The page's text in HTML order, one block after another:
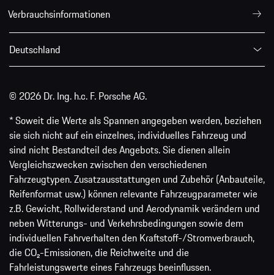
Verbrauchsinformationen
Deutschland
© 2026 Dr. Ing. h.c. F. Porsche AG.
* Soweit die Werte als Spannen angegeben werden, beziehen
sie sich nicht auf ein einzelnes, individuelles Fahrzeug und
sind nicht Bestandteil des Angebots. Sie dienen allein
Vergleichszwecken zwischen den verschiedenen
Fahrzeugtypen. Zusatzausstattungen und Zubehör (Anbauteile,
Reifenformat usw.) können relevante Fahrzeugparameter wie
z.B. Gewicht, Rollwiderstand und Aerodynamik verändern und
neben Witterungs- und Verkehrsbedingungen sowie dem
individuellen Fahrverhalten den Kraftstoff-/Stromverbrauch,
die CO₂-Emissionen, die Reichweite und die
Fahrleistungswerte eines Fahrzeugs beeinflussen.